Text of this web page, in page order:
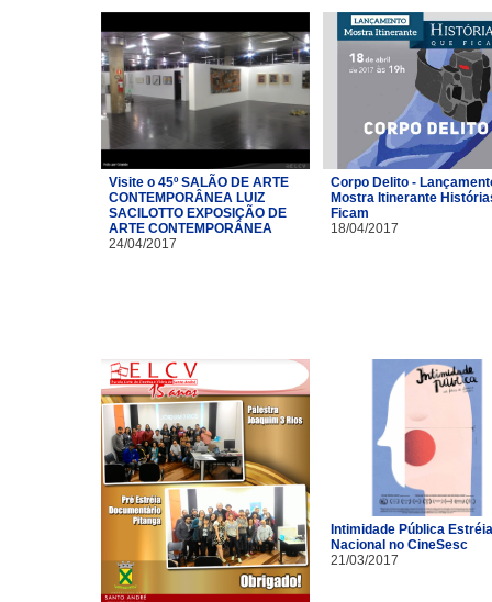
Visite o 45º SALÃO DE ARTE
CONTEMPORÂNEA LUIZ
SACILOTTO EXPOSIÇÃO DE
ARTE CONTEMPORÂNEA
24/04/2017
Corpo Delito -
Mostra Itinerante
Ficam
18/04/2017
Intimidade Pública Estréia
Nacional no CineSesc
21/03/2017